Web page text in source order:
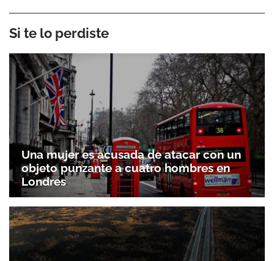
Si te lo perdiste
Una mujer es acusada de atacar con un
objeto punzante a cuatro hombres en
Londres